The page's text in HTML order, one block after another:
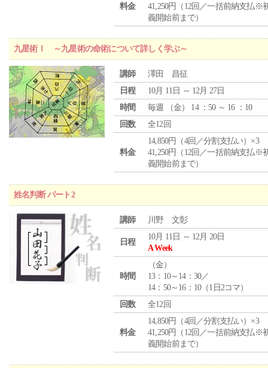
料金
41,250円（12回／一括前納支払※
義開始前まで）
九星術Ⅰ ～九星術の命術について詳しく学ぶ～
講師
澤田 昌征
日程
10月 11日 ～ 12月 27日
時間
毎週 （金） 14 ：50 ～ 16 ：10
回数
全12回
料金
14,850円（4回／分割支払い）×3
41,250円（12回／一括前納支払※
義開始前まで）
姓名判断 パート2
講師 川野 文彰
日程
10月 11日 ～ 12月 20日
A Week
時間
（金）
13：10～14：30／
14：50～16：10（1日2コマ）
回数
全12回
料金
14,850円（4回／分割支払い）×3
41,250円（12回／一括前納支払※
義開始前まで）